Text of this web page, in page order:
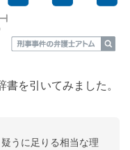
を引いてみました。
うに足りる相当な理